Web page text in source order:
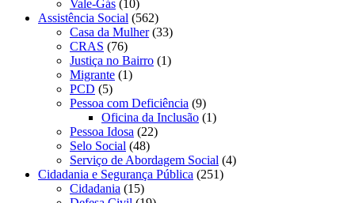
Vale-Gás (10)
Assistência Social (562)
Casa da Mulher(33)
CRAS (76)
Justiça no Bairro (1)
Migrante (1)
PCD (5)
Pessoa com Deficiência (9)
Oficina da Inclusão (1)
Pessoa Idosa (22)
Selo Social (48)
Serviço de Abordagem Social (4)
Cidadania e Segurança Pública (251)
Cidadania (15)